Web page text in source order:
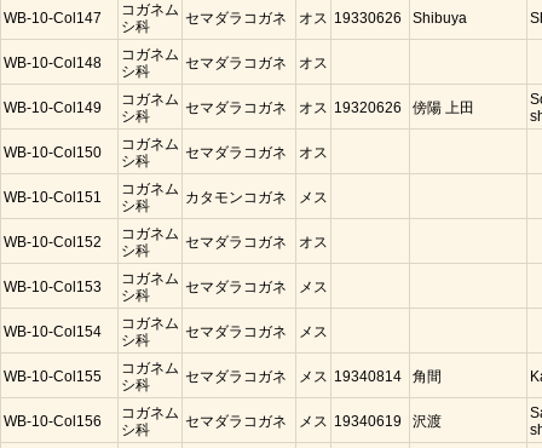
WB-10-Col147
コガネム
シ科
セマダラコガネ オス 19330626 Shibuya
WB-10-Col148
コガネム
シ科
セマダラコガネ オス
WB-10-Col149
コガネム
シ科
セマダラコガネ オス 19320626 傍陽 上田
WB-10-Col150
コガネム
シ科
セマダラコガネ オス
WB-10-Col151
コガネム
シ科
カタモンコガネ メス
WB-10-Col152
コガネム
シ科
セマダラコガネ オス
WB-10-Col153
コガネム
シ科
セマダラコガネ メス
WB-10-Col154
コガネム
シ科
セマダラコガネ メス
WB-10-Col155
コガネム
シ科
セマダラコガネ メス 19340814 角間
WB-10-Col156
コガネム
シ科
セマダラコガネ メス 19340619 沢渡